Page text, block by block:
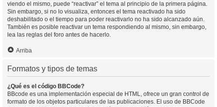
viendo el mismo, puede “reactivar” el tema al principio de la primera página.
Sin embargo, si no lo visualiza, entonces el tema reactivado ha sido
deshabilitado o el tiempo para poder reactivarlo no ha sido alcanzado aún.
También es posible reactivar un tema respondiendo al mismo, sin embargo,
lea las reglas del foro antes de hacerlo.
Arriba
Formatos y tipos de temas
¿Qué es el código BBCode?
BBcode es una implementación especial de HTML, ofrece un gran control de
formato de los objetos particulares de las publicaciones. El uso de BBCode